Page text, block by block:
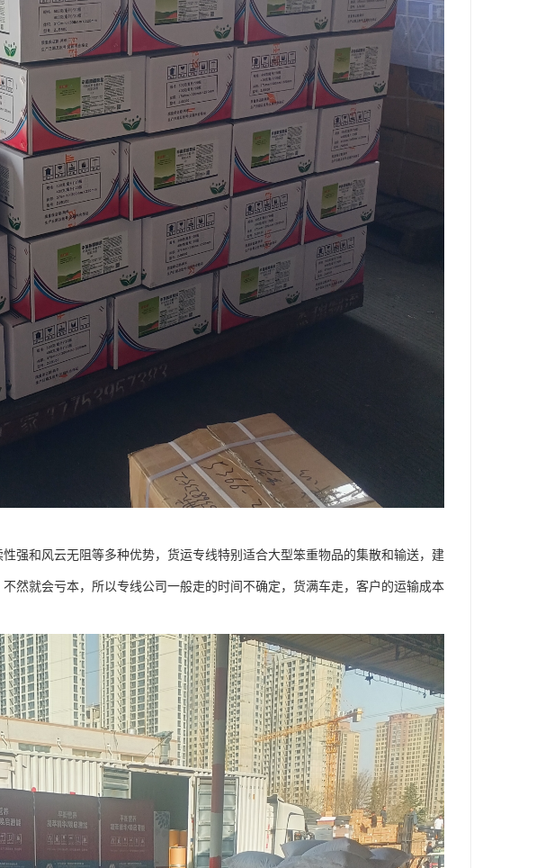
强和风云无阻等多种优势，货运专线特别适合大型笨重物品的集散和输送，建
然就会亏本，所以专线公司一般走的时间不确定，货满车走，客户的运输成本